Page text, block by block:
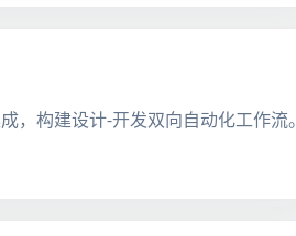
构建设计-开发双向自动化工作流。